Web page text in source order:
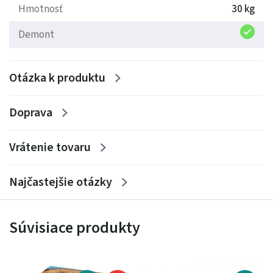
prostredí, alebo útulnom rodinnom dome, vždy vyniká
ako štýlová a zároveň praktická voľba.
Hmotnosť
30 kg
Demont
Otázka k produktu
Doprava
Vrátenie tovaru
Najčastejšie otázky
Súvisiace produkty